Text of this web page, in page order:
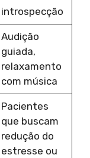
introspecção
Audição
guiada,
relaxamento
com música
Pacientes
que buscam
redução do
estresse ou